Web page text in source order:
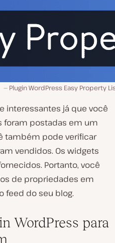
Plugin WordPress Easy Property
interessantes já que você
foram postadas em um
também pode verificar
vendidos. Os widgets
Portanto, você
de propriedades em
feed do seu blog.
WordPress para